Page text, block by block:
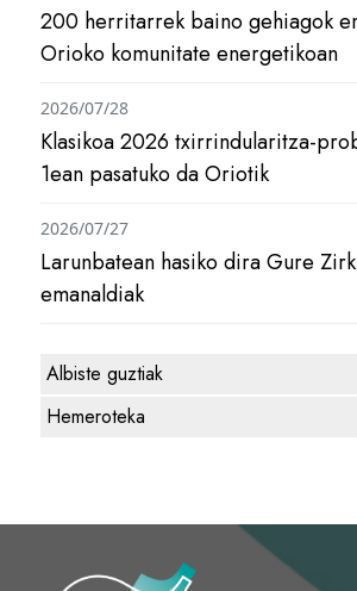
200 herritarrek baino gehiagok
Orioko komunitate energetikoan
Klasikoa 2026 txirrindularitza-
1ean pasatuko da Oriotik
2026/07/28
Larunbatean hasiko dira Gure
emanaldiak
2026/07/27
Albiste guztiak
Hemeroteka